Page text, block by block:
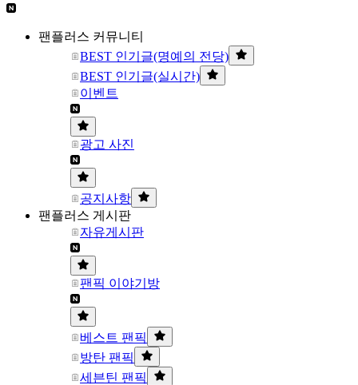
팬플러스 커뮤니티
BEST 인기글(명예의 전당)
BEST 인기글(실시간)
이벤트
광고 사진
공지사항
팬플러스 게시판
자유게시판
팬픽 이야기방
베스트 팬픽
방탄 팬픽
세븐틴 팬픽